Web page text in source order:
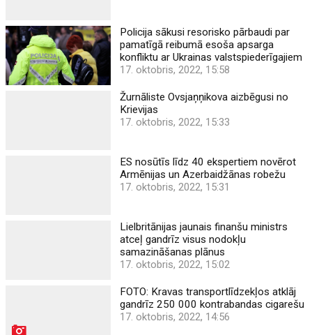
Policija sākusi resorisko pārbaudi par
pamatīgā reibumā esoša apsarga
konfliktu ar Ukrainas valstspiederīgajiem
17. oktobris, 2022, 15:58
Žurnāliste Ovsjaņņikova aizbēgusi no
Krievijas
17. oktobris, 2022, 15:33
ES nosūtīs līdz 40 ekspertiem novērot
Armēnijas un Azerbaidžānas robežu
17. oktobris, 2022, 15:31
Lielbritānijas jaunais finanšu ministrs
atceļ gandrīz visus nodokļu
samazināšanas plānus
17. oktobris, 2022, 15:02
FOTO: Kravas transportlīdzekļos atklāj
gandrīz 250 000 kontrabandas cigarešu
17. oktobris, 2022, 14:56